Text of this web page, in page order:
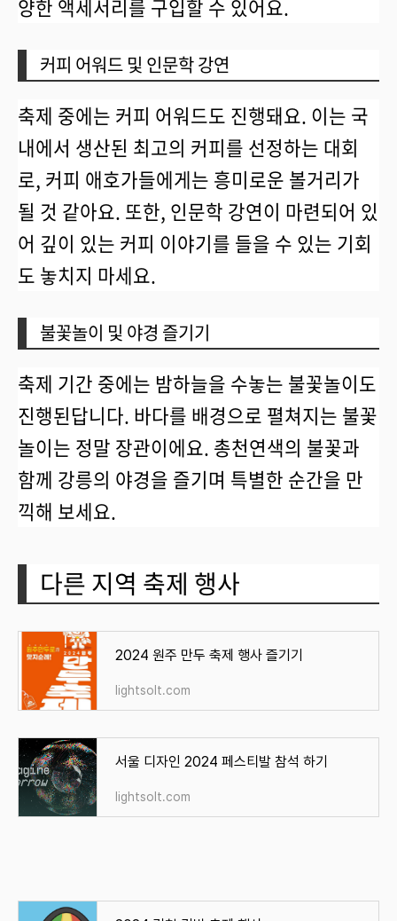
양한 액세서리를 구입할 수 있어요.
커피 어워드 및 인문학 강연
축제 중에는 커피 어워드도 진행돼요. 이는 국
내에서 생산된 최고의 커피를 선정하는 대회
로, 커피 애호가들에게는 흥미로운 볼거리가
될 것 같아요. 또한, 인문학 강연이 마련되어 있
어 깊이 있는 커피 이야기를 들을 수 있는 기회
도 놓치지 마세요.
불꽃놀이 및 야경 즐기기
축제 기간 중에는 밤하늘을 수놓는 불꽃놀이도
진행된답니다. 바다를 배경으로 펼쳐지는 불꽃
놀이는 정말 장관이에요. 총천연색의 불꽃과
함께 강릉의 야경을 즐기며 특별한 순간을 만
끽해 보세요.
다른 지역 축제 행사
2024 원주 만두 축제 행사 즐기기
lightsolt.com
서울 디자인 2024 페스티발 참석 하기
lightsolt.com